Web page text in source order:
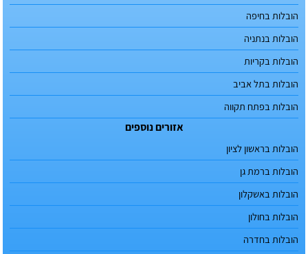
הובלות בחיפה
הובלות בנתניה
הובלות בקריות
הובלות בתל אביב
הובלות בפתח תקווה
אזורים נוספים
הובלות בראשון לציון
הובלות ברמת גן
הובלות באשקלון
הובלות בחולון
הובלות בחדרה